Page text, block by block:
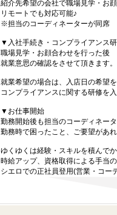
紹介先希望の会社で職場見学・お
リモートでも対応可能♪
※担当のコーディネーターが同席
▼入社手続き・コンプライアンス
職場見学・お顔合わせを行った後
就業意思の確認をさせて頂きます。
就業希望の場合は、入店日の希望
コンプライアンスに関する研修を
▼お仕事開始
勤務開始後も担当のコーディネー
勤務時で困ったこと、ご要望があ
ゆくゆくは経験・スキルを積んで
時給アップ、資格取得による手当
シエロでの正社員登用(営業・コー